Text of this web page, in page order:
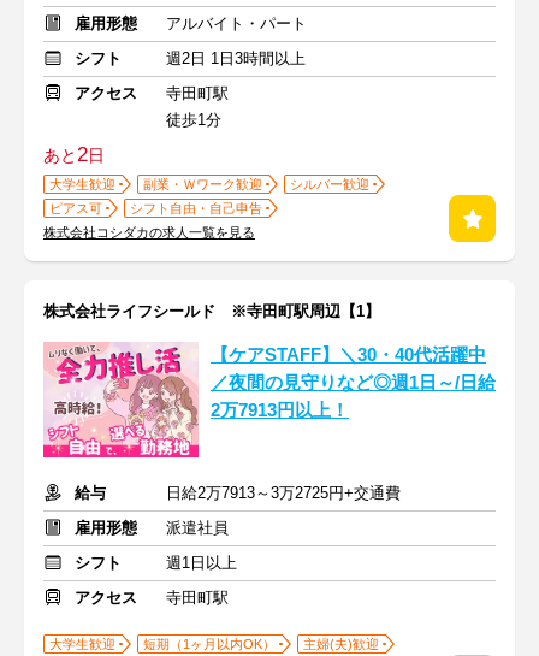
雇用形態
アルバイト・パート
シフト
週2日 1日3時間以上
アクセス
寺田町駅
徒歩1分
あと2日
大学生歓迎 副業・Ｗワーク歓迎
シルバー歓迎
ピアス可
シフト自由・自己申告
株式会社コシダカの求人一覧を見る
株式会社ライフシールド ※寺田町駅周辺【1】
【ケアSTAFF】＼30・40代活躍中
／夜間の見守りなど◎週1日～/日給
2万7913円以上！
給与
日給2万7913～3万2725円+交通費
雇用形態
派遣社員
シフト
週1日以上
アクセス
寺田町駅
大学生歓迎 短期（1ヶ月以内OK）
主婦(夫)歓迎